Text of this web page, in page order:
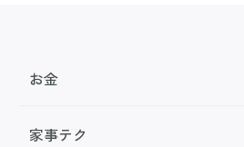
お金
家事テク